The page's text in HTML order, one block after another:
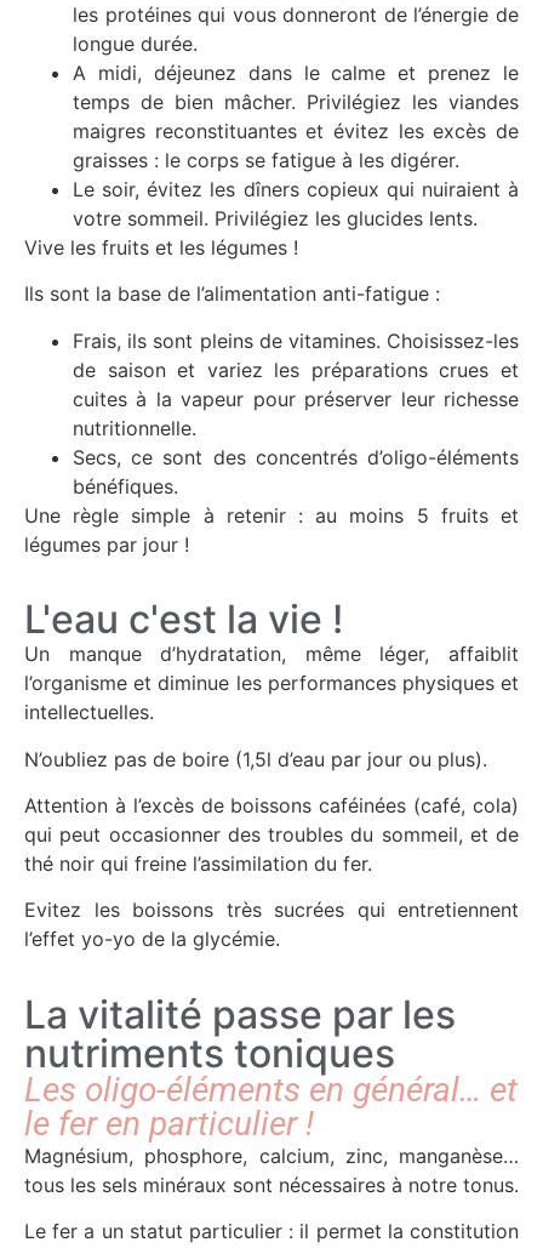
les protéines qui vous donneront de l’énergie de
longue durée.
A midi, déjeunez dans le calme et prenez le
temps de bien mâcher. Privilégiez les viandes
maigres reconstituantes et évitez les excès de
graisses : le corps se fatigue à les digérer.
Le soir, évitez les dîners copieux qui nuiraient à
votre sommeil. Privilégiez les glucides lents.
Vive les fruits et les légumes !
Ils sont la base de l’alimentation anti-fatigue :
Frais, ils sont pleins de vitamines. Choisissez-les
de saison et variez les préparations crues et
cuites à la vapeur pour préserver leur richesse
nutritionnelle.
Secs, ce sont des concentrés d’oligo-éléments
bénéfiques.
Une règle simple à retenir : au moins 5 fruits et
légumes par jour !
L'eau c'est la vie !
Un manque d’hydratation, même léger, affaiblit
l’organisme et diminue les performances physiques et
intellectuelles.
N’oubliez pas de boire (1,5l d’eau par jour ou plus).
Attention à l’excès de boissons caféinées (café, cola)
qui peut occasionner des troubles du sommeil, et de
thé noir qui freine l’assimilation du fer.
Evitez les boissons très sucrées qui entretiennent
l’effet yo-yo de la glycémie.
La vitalité passe par les
nutriments toniques
Les oligo-éléments en général… et
le fer en particulier !
Magnésium, phosphore, calcium, zinc, manganèse…
tous les sels minéraux sont nécessaires à notre tonus.
Le fer a un statut particulier : il permet la constitution